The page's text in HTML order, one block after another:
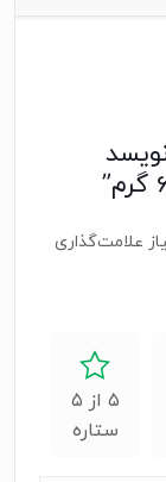
علامت‌گذاری
۵ از ۵
ستاره